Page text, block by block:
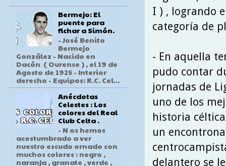
I ) , logrando
categoría de
- En aquella
pudo contar
jornadas de
uno de los
historia
un
delantero se
Bermejo: El
puente para
fichar a Simón.
- José Benito
Bermejo
González - Nacido en
Dacón ( Ourense ) , el 19 de
Agosto de 1925 - Interior
derecho - Equipos: R.C. Cel...
Anécdotas
Celestes : Los
colores del Real
Club Celta .
- N os hemos
acostumbrado a ver
nuestro escudo ornado con
muchos colores : negro ,
naranja , granate , verde ,